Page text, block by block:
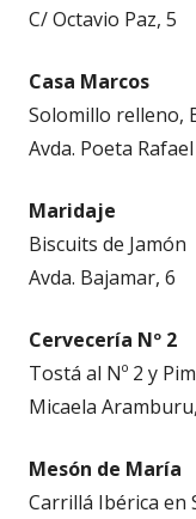
C/ Octavio Paz, 5
Casa Marcos
Solomillo relleno,
Avda. Poeta
Maridaje
Biscuits de Jamón
Avda. Bajamar, 6
Cervecería Nº 2
Tostá al Nº 2 y
Micaela
Mesón de María
Carrillá Ibérica en